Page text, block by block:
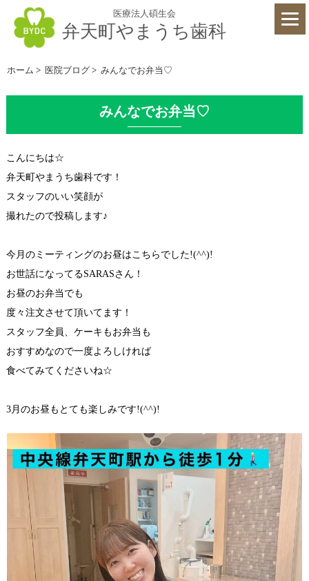
医療法人碩生会
弁天町やまうち歯科
ホーム > 医院ブログ > みんなでお弁当♡
みんなでお弁当♡
こんにちは☆
弁天町やまうち歯科です！
スタッフのいい笑顔が
撮れたので投稿します♪
今月のミーティングのお昼はこちらでした!(^^)!
お世話になってるSARASさん！
お昼のお弁当でも
度々注文させて頂いてます！
スタッフ全員、ケーキもお弁当も
おすすめなので一度よろしければ
食べてみてくださいね☆
3月のお昼もとても楽しみです!(^^)!